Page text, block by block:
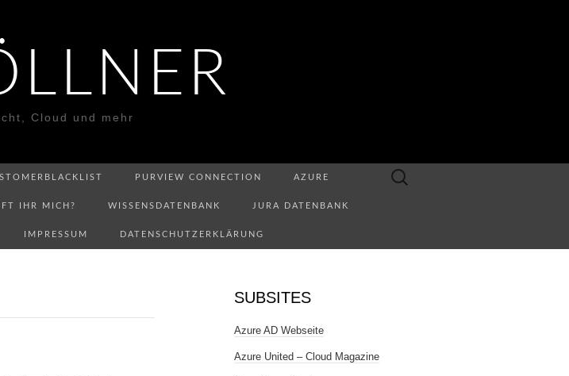
Cloud und mehr
PURVIEW CONNECTION AZURE
IHR MICH? WISSENSDATENBANK JURA DATENBANK
IMPRESSUM DATENSCHUTZERKLÄRUNG
Suchen
SUBSITES
Azure AD Webseite
Azure United – Cloud Magazine